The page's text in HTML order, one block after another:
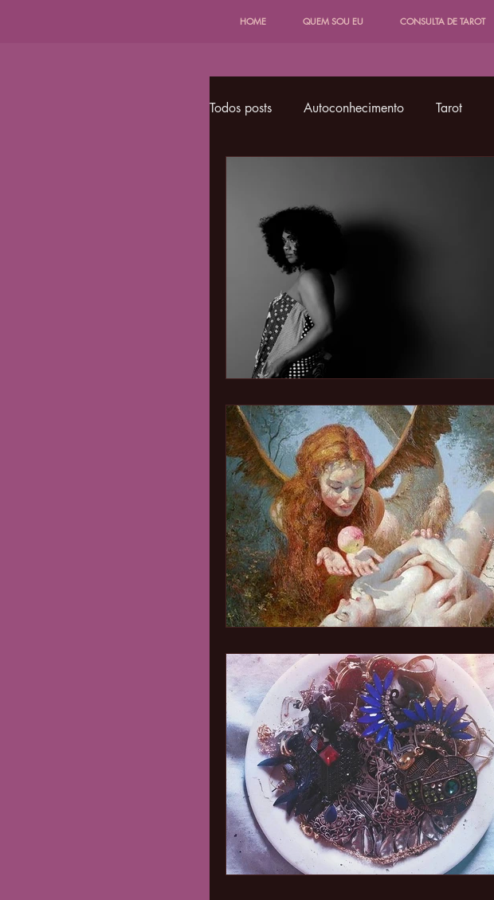
HOME QUEM SOU EU CONSULTA DE TAROT
Todos posts Autoconhecimento Tarot
Espiritualidade Decolonial